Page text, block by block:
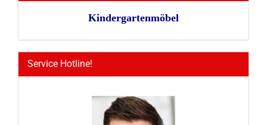
Kindergartenmöbel
Service Hotline!